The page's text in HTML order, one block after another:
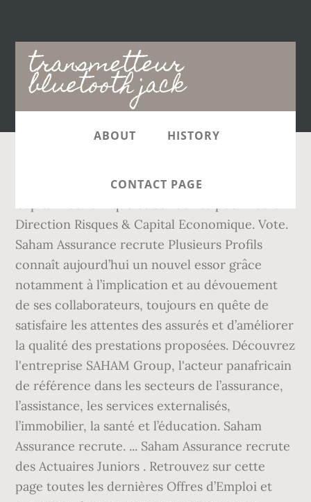
transmetteur
bluetooth jack
Main
navigation
ABOUT HISTORY
CONTACT PAGE
Saham Assurance recrute un Responsable
Direction Risques & Capital Economique. Vote.
Saham Assurance recrute Plusieurs Profils
connaît aujourd’hui un nouvel essor grâce
notamment à l’implication et au dévouement
de ses collaborateurs, toujours en quête de
satisfaire les attentes des assurés et d’améliorer
la qualité des prestations proposées. Découvrez
l'entreprise SAHAM Group, l'acteur panafricain
de référence dans les secteurs de l’assurance,
l’assistance, les services externalisés,
l’immobilier, la santé et l’éducation. Saham
Assurance recrute. ... Saham Assurance recrute
des Actuaires Juniors . Retrouvez sur cette
page toutes les dernières Offres d’Emploi et